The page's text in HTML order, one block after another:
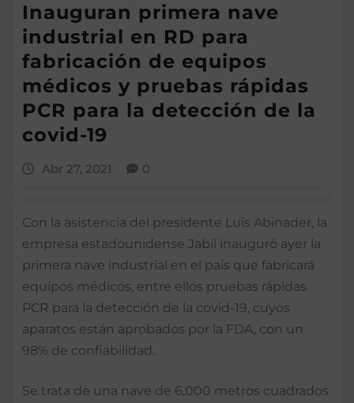
Inauguran primera nave
industrial en RD para
fabricación de equipos
médicos y pruebas rápidas
PCR para la detección de la
covid-19
Abr 27, 2021 0
Con la asistencia del presidente Luis Abinader, la
empresa estadounidense Jabil inauguró ayer la
primera nave industrial en el país que fabricará
equipos médicos, entre ellos pruebas rápidas
PCR para la detección de la covid-19, cuyos
aparatos están aprobados por la FDA, con un
98% de confiabilidad.
Se trata de una nave de 6,000 metros cuadrados